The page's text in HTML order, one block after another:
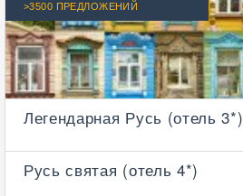
>3500 ПРЕДЛОЖЕНИЙ
Легендарная Русь (отель 3*)
Русь святая (отель 4*)